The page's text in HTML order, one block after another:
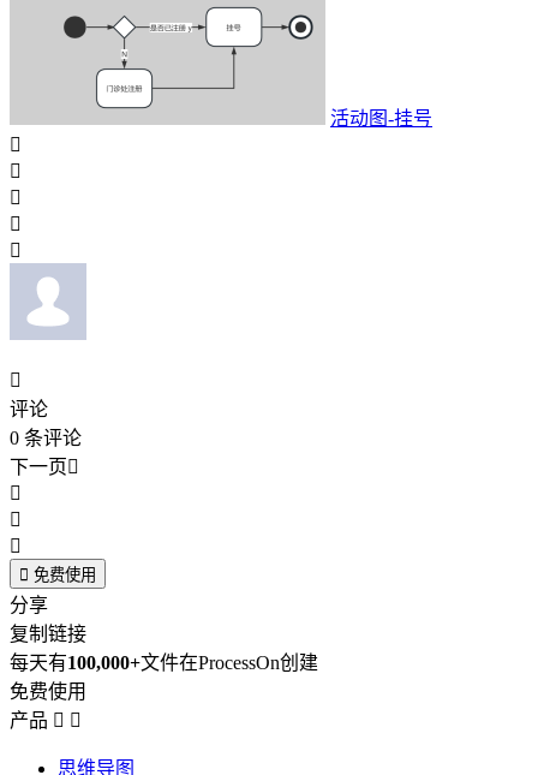
活动图-挂号






评论
0 条评论
下一页



 免费使用
分享
复制链接
每天有100,000+文件在ProcessOn创建
免费使用
产品  
思维导图